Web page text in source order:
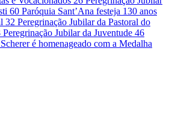
60 Paróquia Sant’Ana festeja 130 anos
32 Peregrinação Jubilar da Pastoral do
Peregrinação Jubilar da Juventude 46
é homenageado com a Medalha